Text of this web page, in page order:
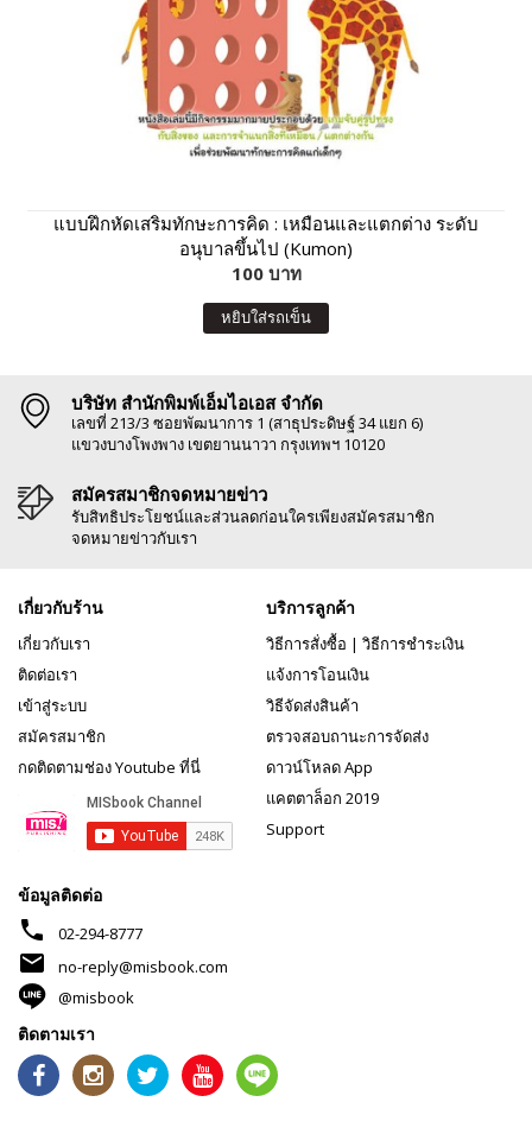
แบบฝึกหัดเสริมทักษะการคิด : เหมือนและแตกต่าง ระดับ
อนุบาลขึ้นไป (Kumon)
100 บาท
หยิบใส่รถเข็น
บริษัท สำนักพิมพ์เอ็มไอเอส จำกัด
เลขที่ 213/3 ซอยพัฒนาการ 1 (สาธุประดิษฐ์ 34 แยก 6)
แขวงบางโพงพาง เขตยานนาวา กรุงเทพฯ 10120
สมัครสมาชิกจดหมายข่าว
รับสิทธิประโยชน์และส่วนลดก่อนใครเพียงสมัครสมาชิก
จดหมายข่าวกับเรา
เกี่ยวกับร้าน
เกี่ยวกับเรา
ติดต่อเรา
เข้าสู่ระบบ
สมัครสมาชิก
กดติดตามช่อง Youtube ที่นี่
บริการลูกค้า
วิธีการสั่งซื้อ | วิธีการชำระเงิน
แจ้งการโอนเงิน
วิธีจัดส่งสินค้า
ตรวจสอบถานะการจัดส่ง
ดาวน์โหลด App
แคตตาล็อก 2019
Support
ข้อมูลติดต่อ
phone 02-294-8777
mail
no-reply@misbook.com
@misbook
ติดตามเรา